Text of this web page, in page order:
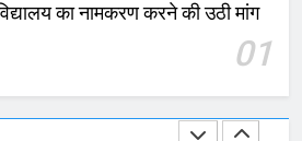
का नामकरण करने की उठी मांग
01
भरत तिवारी एनकाउंटर मामले को लेकर
सियासत तेज, भाजपा सांसद ने बताई हत्या
NATIONAL POLITICS